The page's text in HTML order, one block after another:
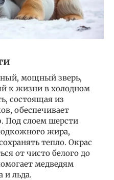
мощный зверь,
к жизни в холодном
состоящая из
обеспечивает
Под слоем шерсти
жира,
тепло. Окрас
от чисто белого до
медведям
и льда.